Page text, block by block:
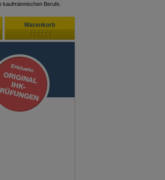
Berufe.
Warenkorb
ist leer
Sie sind Neukunde?